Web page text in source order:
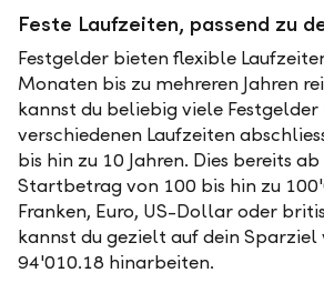
Feste Laufzeiten, passend zu
Festgelder bieten flexible
Monaten bis zu mehreren Jahren
kannst du beliebig viele
verschiedenen Laufzeiten
bis hin zu 10 Jahren. Dies bereits
Startbetrag von 100 bis hin zu
Franken, Euro, US-Dollar oder
kannst du gezielt auf dein Sparziel
94'010.18 hinarbeiten.